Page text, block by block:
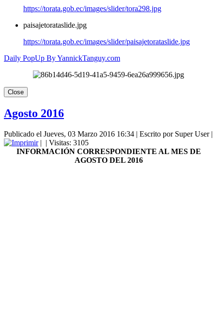
https://torata.gob.ec/images/slider/tora298.jpg
paisajetorataslide.jpg
https://torata.gob.ec/images/slider/paisajetorataslide.jpg
Daily PopUp By YannickTanguy.com
Agosto 2016
Publicado el Jueves, 03 Marzo 2016 16:34 | Escrito por Super User|
| | Visitas: 3105
INFORMACIÓN CORRESPONDIENTE AL MES DE
AGOSTO DEL 2016